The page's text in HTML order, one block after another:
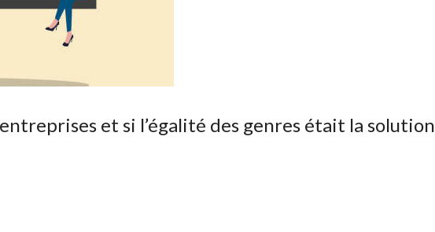
et si l’égalité des genres était la solution